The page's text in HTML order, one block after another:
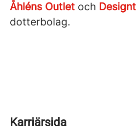
Åhléns Outlet och
dotterbolag.
Karriärsida